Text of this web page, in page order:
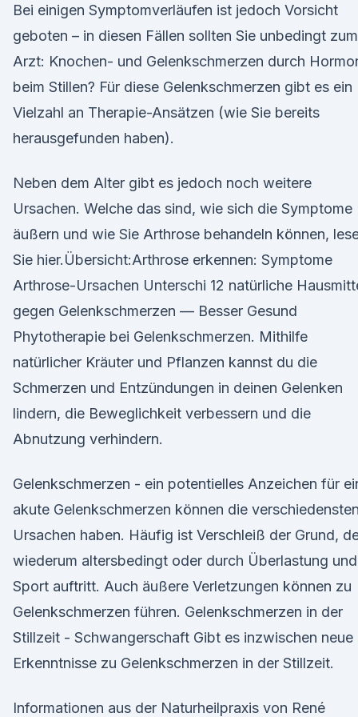
Bei einigen Symptomverläufen ist jedoch Vorsicht
geboten – in diesen Fällen sollten Sie unbedingt zum
Arzt: Knochen- und Gelenkschmerzen durch
beim Stillen? Für diese Gelenkschmerzen gibt es ein
Vielzahl an Therapie-Ansätzen (wie Sie bereits
herausgefunden haben).
Neben dem Alter gibt es jedoch noch weitere
Ursachen. Welche das sind, wie sich die Symptome
äußern und wie Sie Arthrose behandeln können,
Sie hier.Übersicht:Arthrose erkennen: Symptome
Arthrose-Ursachen Unterschi 12 natürliche
gegen Gelenkschmerzen — Besser Gesund
Phytotherapie bei Gelenkschmerzen. Mithilfe
natürlicher Kräuter und Pflanzen kannst du die
Schmerzen und Entzündungen in deinen Gelenken
lindern, die Beweglichkeit verbessern und die
Abnutzung verhindern.
Gelenkschmerzen - ein potentielles Anzeichen für
akute Gelenkschmerzen können die verschiedensten
Ursachen haben. Häufig ist Verschleiß der Grund,
wiederum altersbedingt oder durch Überlastung und
Sport auftritt. Auch äußere Verletzungen können zu
Gelenkschmerzen führen. Gelenkschmerzen in der
Stillzeit - Schwangerschaft Gibt es inzwischen neue
Erkenntnisse zu Gelenkschmerzen in der Stillzeit.
Informationen aus der Naturheilpraxis von René